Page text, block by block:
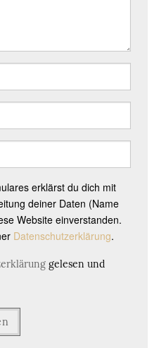
erklärst du dich mit
deiner Daten (Name
Website einverstanden.
Datenschutzerklärung.
gelesen und